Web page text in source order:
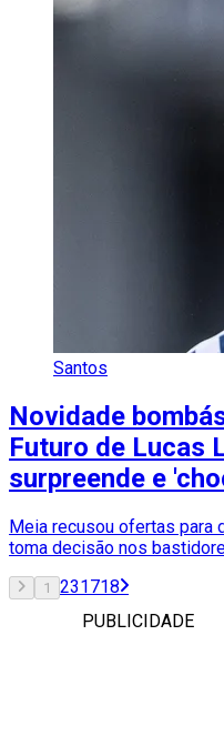
Santos
Novidade
Futuro de Lucas
surpreende e
Meia recusou ofertas para
toma decisão nos
1 231718
PUBLICIDADE